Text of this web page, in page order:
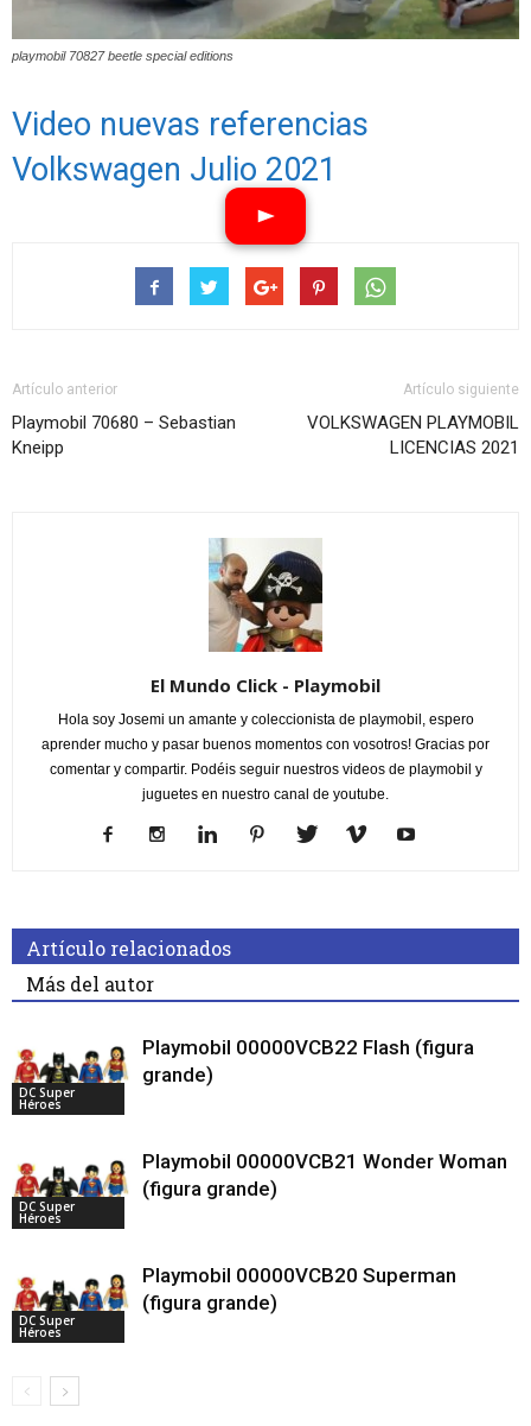
playmobil 70827 beetle special editions
Video nuevas referencias
Volkswagen Julio 2021
Artículo anterior
Playmobil 70680 – Sebastian
Kneipp
Artículo siguiente
VOLKSWAGEN PLAYMOBIL
LICENCIAS 2021
El Mundo Click - Playmobil
Hola soy Josemi un amante y coleccionista de playmobil, espero
aprender mucho y pasar buenos momentos con vosotros! Gracias por
comentar y compartir. Podéis seguir nuestros videos de playmobil y
juguetes en nuestro canal de youtube.
Artículo relacionados
Más del autor
DC Super
Héroes
Playmobil 00000VCB22 Flash (figura
grande)
DC Super
Héroes
Playmobil 00000VCB21 Wonder Woman
(figura grande)
DC Super
Héroes
Playmobil 00000VCB20 Superman
(figura grande)